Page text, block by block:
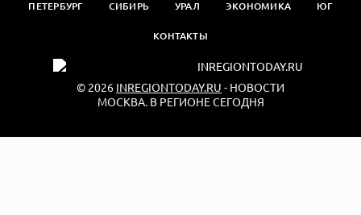
ПЕТЕРБУРГ СИБИРЬ УРАЛ ЭКОНОМИКА ЮГ
КОНТАКТЫ
© 2026 INREGIONTODAY.RU - НОВОСТИ
МОСКВА. В РЕГИОНЕ СЕГОДНЯ